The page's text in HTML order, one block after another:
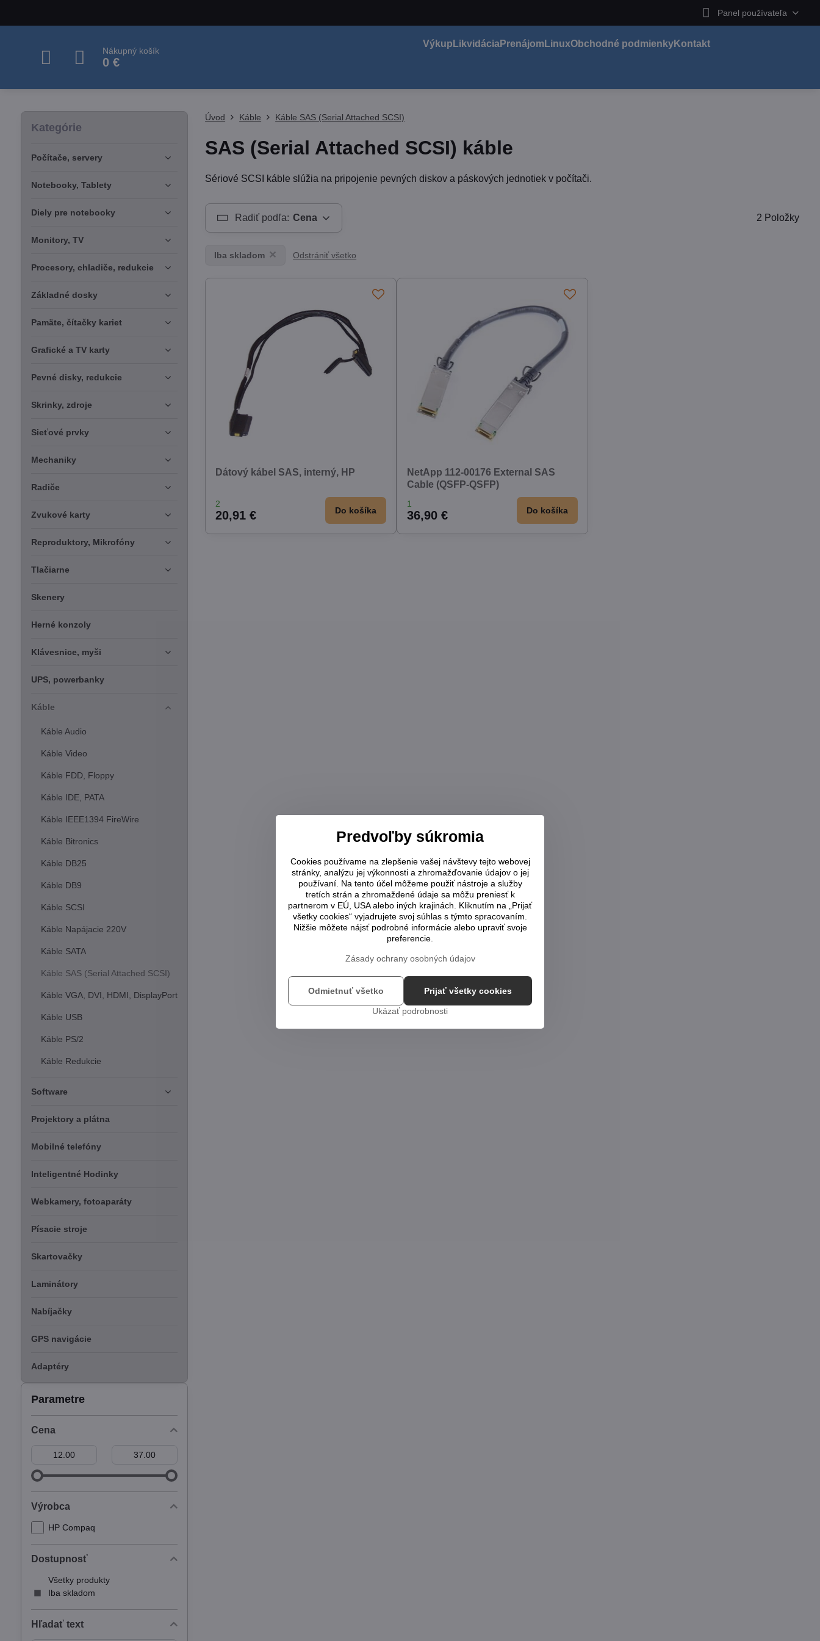
Panel používateľa
Nákupný košík
0 €
Výkup LikvidáciaPrenájom LinuxObchodné podmienkyKontakt
Úvod Káble Káble SAS (Serial Attached SCSI)
SAS (Serial Attached SCSI) káble
Sériové SCSI káble slúžia na pripojenie pevných diskov a páskových jednotiek v počítači.
Radiť podľa: Cena 2 Položky
Iba skladom Odstrániť všetko
Dátový kábel SAS, interný, HP
2
20,91 € Do košíka
NetApp 112-00176 External SAS
Cable (QSFP-QSFP)
1
36,90 € Do košíka
Parametre
Cena
Výrobca
HP Compaq
Dostupnosť
Všetky produkty
Iba skladom
Hľadať text
Kategórie
Počítače, servery
Notebooky, Tablety
Diely pre notebooky
Monitory, TV
Procesory, chladiče, redukcie
Základné dosky
Pamäte, čítačky kariet
Grafické a TV karty
Pevné disky, redukcie
Skrinky, zdroje
Sieťové prvky
Mechaniky
Radiče
Zvukové karty
Reproduktory, Mikrofóny
Tlačiarne
Skenery
Herné konzoly
Klávesnice, myši
UPS, powerbanky
Káble
Káble Audio
Káble Video
Káble FDD, Floppy
Káble IDE, PATA
Káble IEEE1394 FireWire
Káble Bitronics
Káble DB25
Káble DB9
Káble SCSI
Káble Napájacie 220V
Káble SATA
Káble SAS (Serial Attached SCSI)
Káble VGA, DVI, HDMI, DisplayPort
Káble USB
Káble PS/2
Káble Redukcie
Software
Projektory a plátna
Mobilné telefóny
Inteligentné Hodinky
Webkamery, fotoaparáty
Písacie stroje
Skartovačky
Laminátory
Nabíjačky
GPS navigácie
Adaptéry
Predvoľby súkromia
Cookies používame na zlepšenie vašej návštevy tejto webovej
stránky, analýzu jej výkonnosti a zhromažďovanie údajov o jej
používaní. Na tento účel môžeme použiť nástroje a služby
tretích strán a zhromaždené údaje sa môžu preniesť k
partnerom v EÚ, USA alebo iných krajinách. Kliknutím na „Prijať
všetky cookies“ vyjadrujete svoj súhlas s týmto spracovaním.
Nižšie môžete nájsť podrobné informácie alebo upraviť svoje
preferencie.
Zásady ochrany osobných údajov
Ukázať podrobnosti
Prijať všetky cookies
Odmietnuť všetko